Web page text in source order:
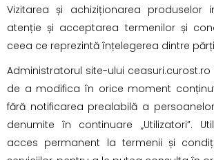
Vizitarea și achiziționarea produselor
atenție și acceptarea termenilor și
ceea ce reprezintă înțelegerea dintre
Administratorul site-ului
de a modifica în orice moment
fără notificarea prealabilă a
denumite în continuare „Utilizatori”.
acces permanent la termenii și